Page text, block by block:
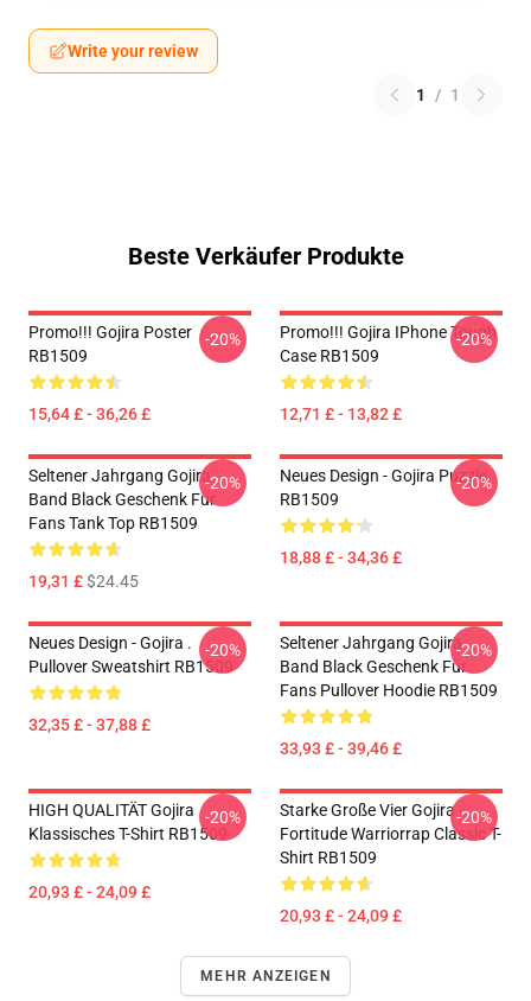
Write your review
1 / 1
Beste Verkäufer Produkte
Promo!!! Gojira Poster
RB1509
15,64 £ - 36,26 £
-20%
Promo!!! Gojira IPhone Tough
Case RB1509
12,71 £ - 13,82 £
-20%
Seltener Jahrgang Gojira
Band Black Geschenk Für
Fans Tank Top RB1509
19,31 £$24.45
-20%
Neues Design - Gojira Puzzle
RB1509
18,88 £ - 34,36 £
-20%
Neues Design - Gojira .
Pullover Sweatshirt RB1509
32,35 £ - 37,88 £
-20%
Seltener Jahrgang Gojira
Band Black Geschenk Für
Fans Pullover Hoodie RB1509
33,93 £ - 39,46 £
-20%
HIGH QUALITÄT Gojira
Klassisches T-Shirt RB1509
20,93 £ - 24,09 £
-20%
Starke Große Vier Gojira
Fortitude Warriorrap Classic T-
Shirt RB1509
20,93 £ - 24,09 £
-20%
MEHR ANZEIGEN